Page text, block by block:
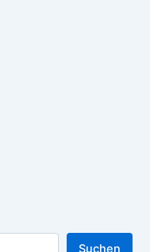
Suchen